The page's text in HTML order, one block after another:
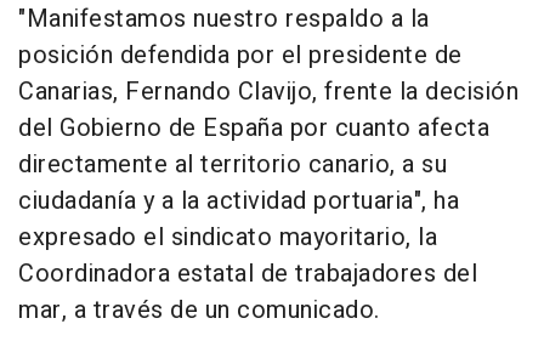
"Manifestamos nuestro respaldo a la
posición defendida por el presidente de
Canarias, Fernando Clavijo, frente la decisión
del Gobierno de España por cuanto afecta
directamente al territorio canario, a su
ciudadanía y a la actividad portuaria", ha
expresado el sindicato mayoritario, la
Coordinadora estatal de trabajadores del
mar, a través de un comunicado.